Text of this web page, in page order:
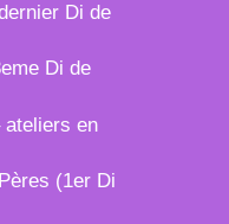
Di de
Di de
ateliers en
(1er Di